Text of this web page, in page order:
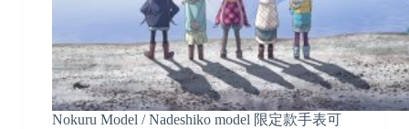
Nokuru Model / Nadeshiko model 限定款手表可